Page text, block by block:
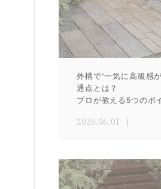
外構で“一気に高級感
通点とは？
プロが教える5つのポ
2026.06.01